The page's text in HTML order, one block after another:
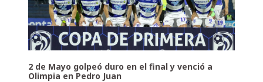
2 de Mayo golpeó duro en el final y venció a
Olimpia en Pedro Juan